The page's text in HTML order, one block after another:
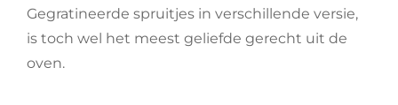
Gegratineerde spruitjes in verschillende versie,
is toch wel het meest geliefde gerecht uit de
oven.